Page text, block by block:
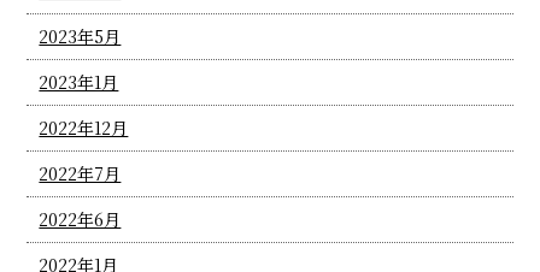
2023年5月
2023年1月
2022年12月
2022年7月
2022年6月
2022年1月